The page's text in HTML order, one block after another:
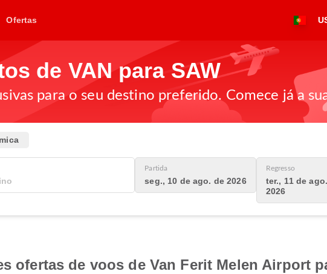
Ofertas
de VAN para SAW
para o seu destino preferido. Comece já a
Partida
seg., 10 de ago. de 2026
Regresso
ter., 11 de
2026
ofertas de voos de Van Ferit Melen Airport